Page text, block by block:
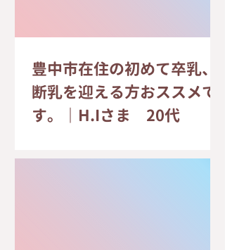
豊中市在住の初めて卒乳、
断乳を迎える方おススメで
す。｜H.Iさま 20代